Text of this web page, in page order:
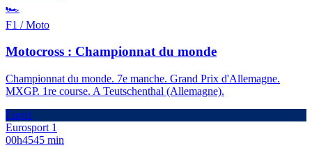
🏎️
F1 / Moto
Motocross : Championnat du monde
Championnat du monde. 7e manche. Grand Prix d'Allemagne.
MXGP. 1re course. A Teutschenthal (Allemagne).
Euro1
Eurosport 1
00h4545 min